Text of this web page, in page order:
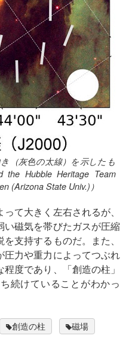
（灰色の太線）を示したも
Hubble Heritage Team
(Arizona State Univ.)）
て大きく左右されるが、
磁気を帯びたガスが圧縮
支持するものだ。また、
力や重力によってつぶれ
度であり、「創造の柱」
続けていることがわかっ
創造の柱 磁場